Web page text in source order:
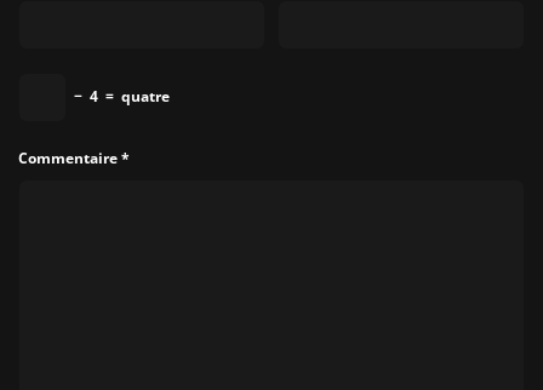
− 4 = quatre
Commentaire*